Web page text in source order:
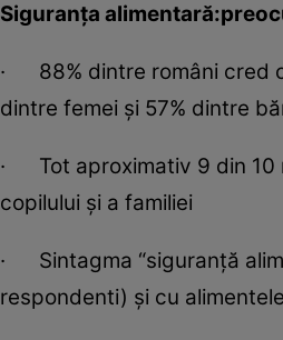
Siguranţa
· 88% dintre români cred
dintre femei şi 57% dintre
· Tot aproximativ 9 din 10
copilului şi a familiei
· Sintagma “siguranţă
respondenti) şi cu